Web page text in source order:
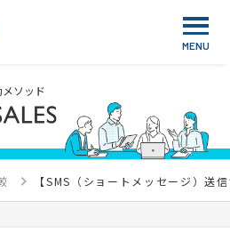
ソッド
【SMS（ショートメッセージ）送